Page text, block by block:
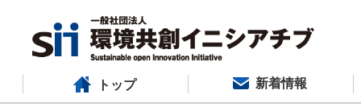
トップ 新着情報